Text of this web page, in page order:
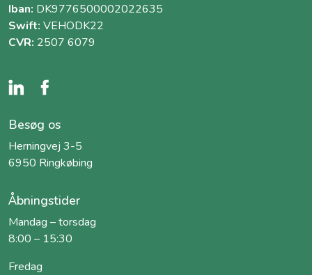
Iban: DK9776500002022635
Swift: VEHODK22
CVR: 2507 6079
Besøg os
Herningvej 3-5
6950 Ringkøbing
Åbningstider
Mandag – torsdag
8:00 – 15:30
Fredag